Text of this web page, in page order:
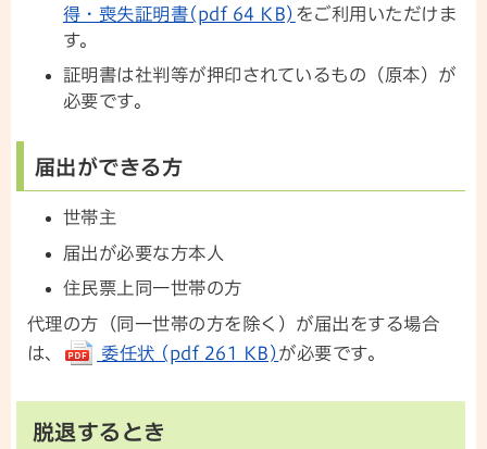
得・喪失証明書(pdf 64 KB) をご利用いただけま
す。
証明書は社判等が押印されているもの（原本）が
必要です。
届出ができる方
世帯主
届出が必要な方本人
住民票上同一世帯の方
代理の方（同一世帯の方を除く）が届出をする場合
は、
委任状 (pdf 261 KB) が必要です。
脱退するとき